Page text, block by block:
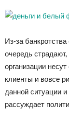
Из-за
очередь
организации
клиенты и вовсе
данной ситуации
рассуждает